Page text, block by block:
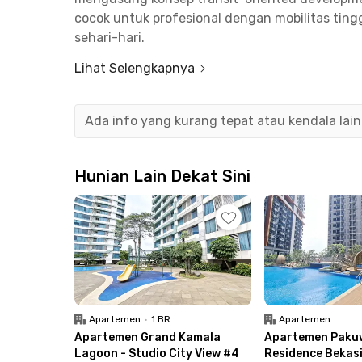
cocok untuk profesional dengan mobilitas
sehari-hari.
Apartemen Bekasi ini menghadirkan
keamanan juga lebih terjamin berkat
memiliki akses mudah ke Tol Bekasi Timur
Green Avenue (2 menit), Primaya Hospital
Perdanakusuma (27 menit). Tinggal di LRT
bersama Rukita, dan nikmati gaya hidup
Lihat Selengkapnya
Ada info yang kurang tepat atau kendala
Hunian Lain Dekat Sini
Apartemen • 1 BR
Apartemen Grand Kamala
Lagoon - Studio City View #4
Apartemen
Apartemen
Residence